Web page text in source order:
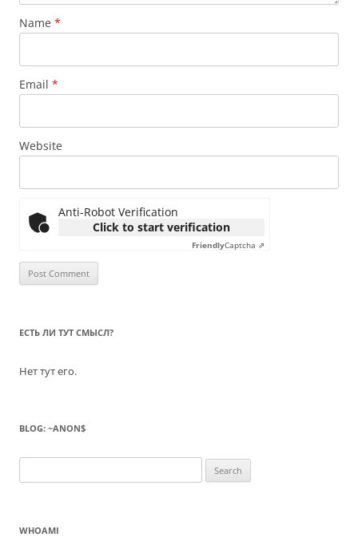
Name *
Email *
Website
Anti-Robot Verification
Click to start verification
FriendlyCaptcha ⇗
ЕСТЬ ЛИ ТУТ СМЫСЛ?
Нет тут его.
BLOG: ~ANON$
for:
WHOAMI